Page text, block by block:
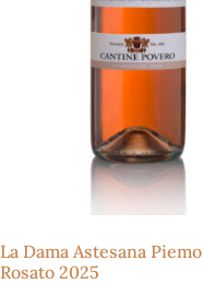
La Dama Astesana
Rosato 2025